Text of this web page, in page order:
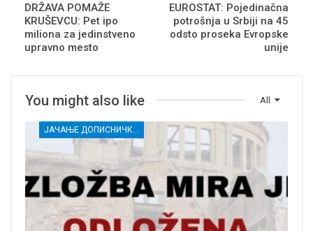
DRŽAVA POMAŽE
KRUŠEVCU: Pet ipo
miliona za jedinstveno
upravno mesto
EUROSTAT: Pojedinačna
potrošnja u Srbiji na 45
odsto proseka Evropske
unije
All
You might also like